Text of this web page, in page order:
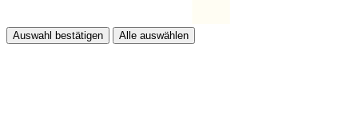
Auswahl bestätigen Alle auswählen